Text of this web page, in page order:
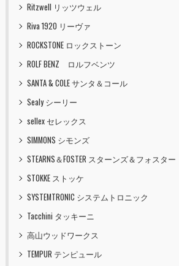
Ritzwell リッツウェル
Riva 1920 リーヴァ
ROCKSTONE ロックストーン
ROLF BENZ ロルフベンツ
SANTA & COLE サンタ＆コール
Sealy シーリー
sellex セレックス
SIMMONS シモンズ
STEARNS＆FOSTER スターンズ＆フォスター
STOKKE ストッケ
SYSTEMTRONIC システムトロニック
Tacchini タッキーニ
高山ウッドワークス
TEMPUR テンピュール